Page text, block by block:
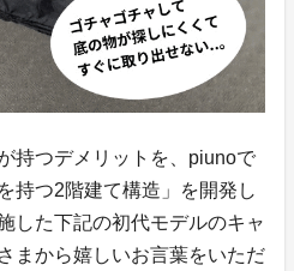
持つデメリットを、piunoで
持つ2階建て構造」を開発し
した下記の初代モデルのキャ
まから嬉しいお言葉をいただ